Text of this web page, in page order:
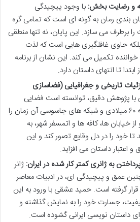
و رضایت بخش: با وجود پیچیدگی
بندی رمان به گونه ای است که تمامی گره
را برطرف می سازد. این پایان، نه تنها منطقی
حاوی غافلگیری هایی است که لذت
تکمیل می کند. این نشان از برنامه
تا انتهای داستان دارد.
تاریخی و جغرافیایی (فضاسازی
پژوهش دقیق، توانسته است فضایی
باورپذیر از پاریس دهه ۶۰ میلادی و شبکه های جاسوسی آن زمان را
خیابان ها، کافه ها و اتمسفر شهر، به
تا خود را در دل وقایع تصور کند و این
اعتبار داستان می افزاید.
به ژانری کمتر کار شده در ایران: ژانر
عمق و پیچیدگی ای، در ادبیات معاصر
قرار گرفته است. حمید عشقی با ورود به این
جسارت خود را به نمایش گذاشته و
داستان نویسی ایرانی گشوده است.